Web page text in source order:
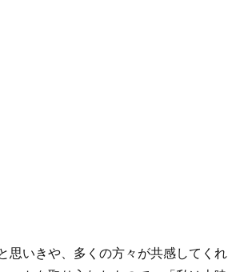
思いきや、多くの方々が共感してくれ